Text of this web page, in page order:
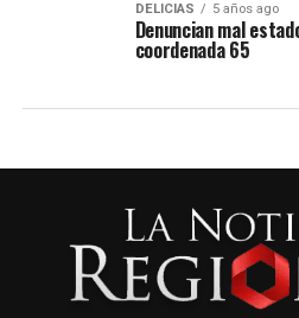
DELICIAS 5 años ago
Denuncian mal
coordenada 65